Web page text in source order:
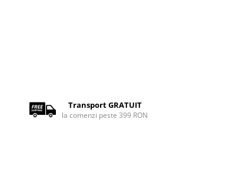
Transport GRATUIT
la comenzi peste 399 RON